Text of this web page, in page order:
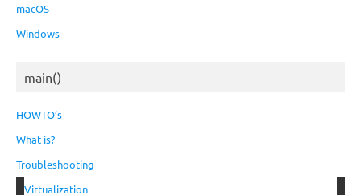
macOS
Windows
main()
HOWTO’s
What is?
Troubleshooting
Virtualization